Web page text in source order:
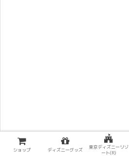
ショップ ディズニーグッズ
東京ディズニーリゾ
ート(R)